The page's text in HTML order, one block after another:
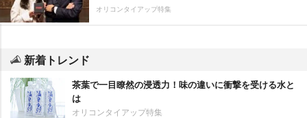
オリコンタイアップ特集
新着トレンド
茶葉で一目瞭然の浸透力！味の違いに衝撃を受ける水と
は
オリコンタイアップ特集